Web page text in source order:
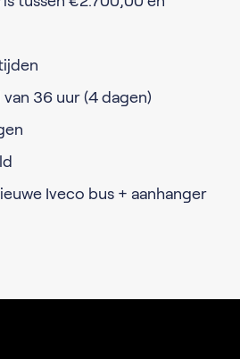
36 uur (4 dagen)
Iveco bus + aanhanger